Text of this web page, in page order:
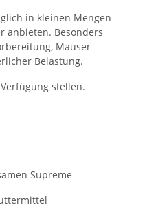
in kleinen Mengen
anbieten. Besonders
Mauser
Belastung.
stellen.
Supreme